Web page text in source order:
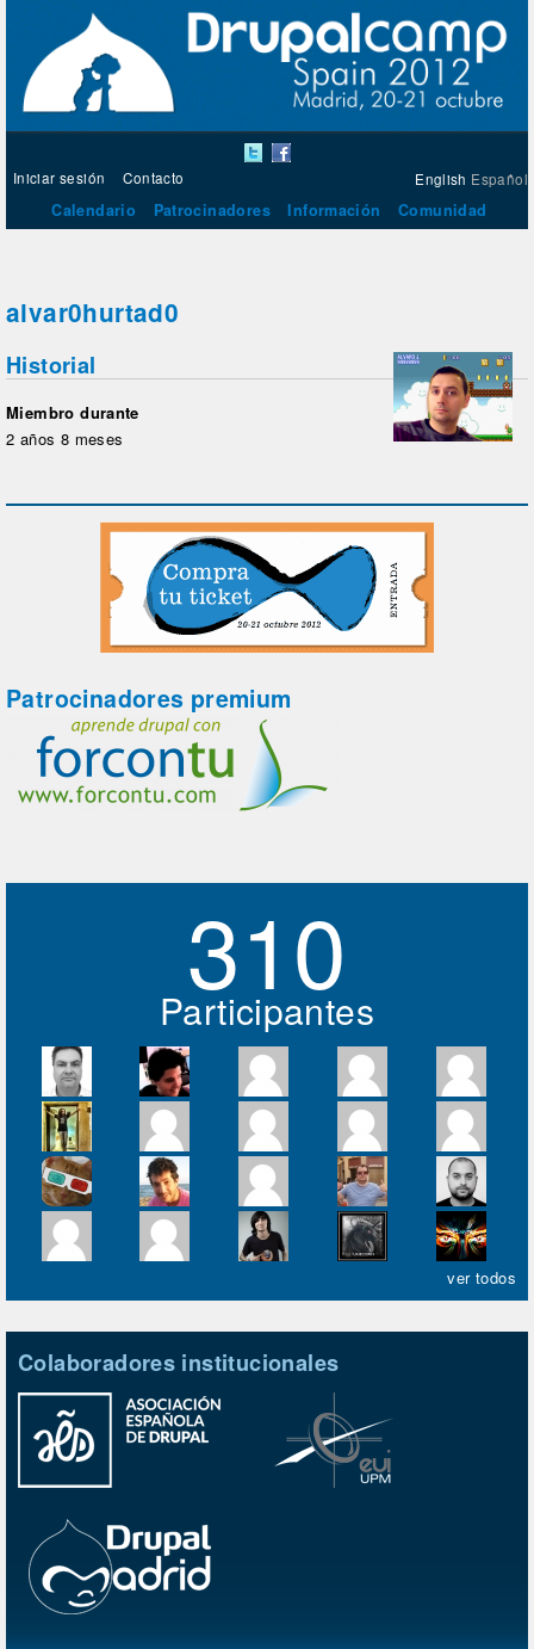
English Español
Iniciar sesión Contacto
Calendario Patrocinadores Información Comunidad
alvar0hurtad0
Historial
Miembro durante
2 años 8 meses
Patrocinadores premium
310
Participantes
ver todos
Colaboradores institucionales